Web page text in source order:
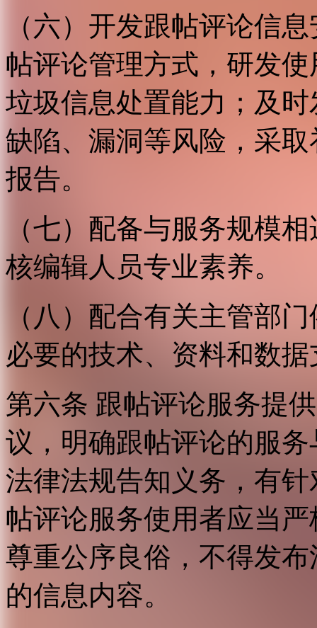
（六）开发跟帖评论信
帖评论管理方式，研发
垃圾信息处置能力；及
缺陷、漏洞等风险，采
报告。
（七）配备与服务规模
核编辑人员专业素养。
（八）配合有关主管部
必要的技术、资料和数
第六条 跟帖评论服务提
议，明确跟帖评论的服
法律法规告知义务，有
帖评论服务使用者应当
尊重公序良俗，不得发
的信息内容。